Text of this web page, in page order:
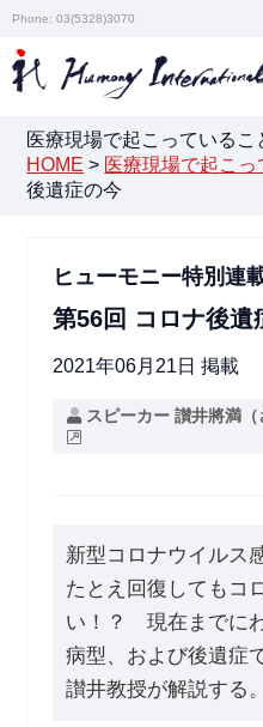
Phone: 03(5328)3070
医療現場で起こっているこ
HOME > 医療現場で起こっ
後遺症の今
ヒューモニー特別連
第56回 コロナ後遺
2021年06月21日 掲載
スピーカー 讃井將満
新型コロナウイルス
たとえ回復してもコ
い！？ 現在までに
病型、および後遺症
讃井教授が解説する。